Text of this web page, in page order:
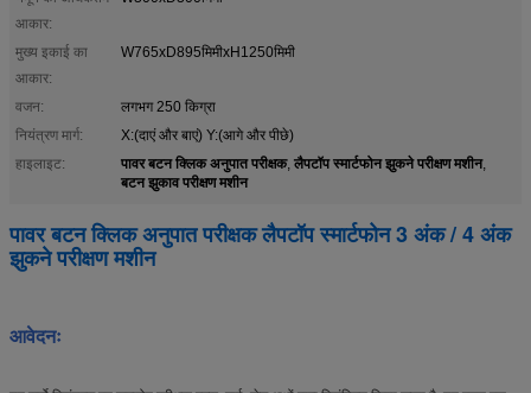
आकार:
मुख्य इकाई का
आकार:
W765xD895मिमीxH1250मिमी
वजन:
लगभग 250 किग्रा
नियंत्रण मार्ग:
X:(दाएं और बाएं) Y:(आगे और पीछे)
हाइलाइट:
पावर बटन क्लिक अनुपात परीक्षक, लैपटॉप स्मार्टफोन झुकने परीक्षण मशीन,
बटन झुकाव परीक्षण मशीन
पावर बटन क्लिक अनुपात परीक्षक लैपटॉप स्मार्टफोन 3 अंक / 4 अंक
झुकने परीक्षण मशीन
आवेदनः